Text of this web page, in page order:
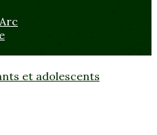
et adolescents